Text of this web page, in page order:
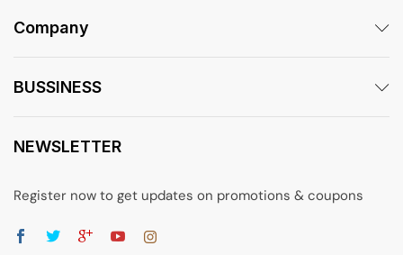
Company
BUSSINESS
NEWSLETTER
Register now to get updates on promotions & coupons